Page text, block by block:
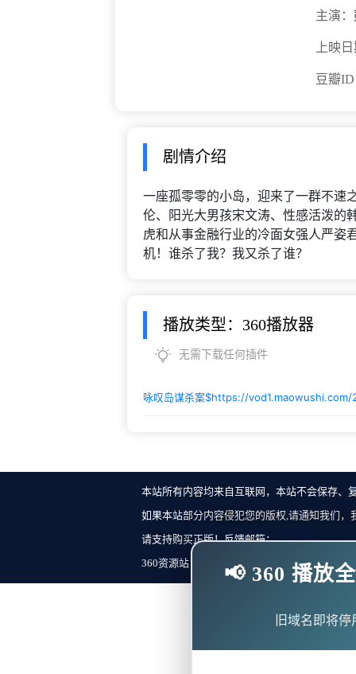
主演：
上映
豆瓣
剧情介绍
一座孤零零的小岛，迎来了一群不速
伦、阳光大男孩宋文涛、性感活泼的
虎和从事金融行业的冷面女强人严姿
机！谁杀了我？我又杀了谁？
播放类型：360播放器
无需下载任何插件
咏叹岛谋杀案$https://
本站所有内容均来自互联网，本站不会保存、
如果本站部分内容侵犯您的版权,请通知我们
请支持购买正版！反馈邮箱：
360资源站 Copyright ©2018-2023 All Rights
📢 360 播放
旧域名即将